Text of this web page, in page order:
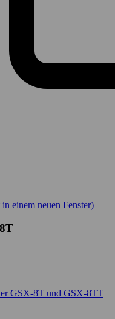
einem neuen Fenster)
GSX-8T und GSX-8TT